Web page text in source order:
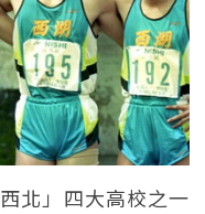
北」四大高校之一